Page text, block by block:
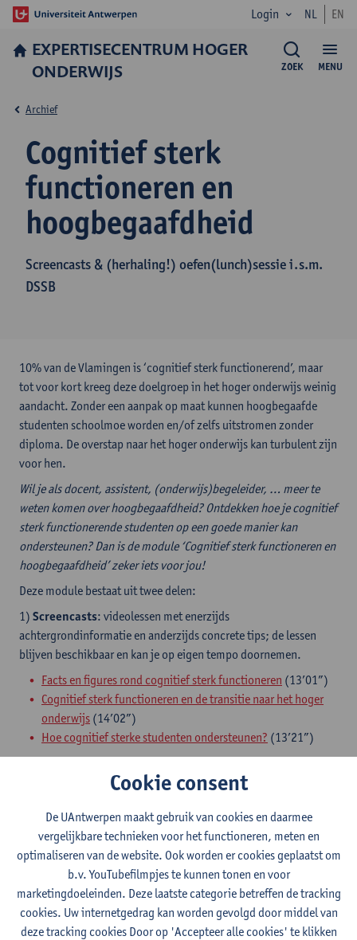
Login NL EN
EXPERTISE­CENTRUM HOGER
ONDERWIJS
MENU
ZOEK
Cognitief sterk
functioneren en
hoogbegaafdheid
Screencasts & (herhaling!) oefen(lunch)sessie i.s.m.
DSSB
Archief
10% van de Vlamingen is ‘cognitief sterk functionerend’, maar
tot voor kort kreeg deze doelgroep in het hoger onderwijs weinig
aandacht. Zonder een aanpak op maat kunnen hoogbegaafde
studenten schoolmoe worden en/of zelfs uitstromen zonder
diploma. De overstap naar het hoger onderwijs kan turbulent zijn
voor hen.
Wil je als docent, assistent, (onderwijs)begeleider, … meer te
weten komen over hoogbegaafdheid? Ontdekken hoe je cognitief
sterk functionerende studenten op een goede manier kan
ondersteunen? Dan is de module ‘Cognitief sterk functioneren en
hoogbegaafdheid’ zeker iets voor jou!
Deze module bestaat uit twee delen:
1) Screencasts: videolessen met enerzijds
achtergrondinformatie en anderzijds concrete tips; de lessen
blijven beschikbaar en kan je op eigen tempo doornemen.
Facts en figures rond cognitief sterk functioneren (13’01”)
Cognitief sterk functioneren en de transitie naar het hoger
onderwijs (14’02”)
Hoe cognitief sterke studenten ondersteunen? (13’21”)
gaan met de thema’s uit de screencasts aan de hand van
Opgelet: Omwille van het succes van de oefensessie in januari
2025 bieden we deze nog eens opnieuw aan. Als je aanwezig was
op de sessie in januari, is het omwille van inhoudelijke overlap
wellicht minder aangewezen om nu opnieuw deel te nemen.
Begeleiders
Cookie consent
De UAntwerpen maakt gebruik van cookies en daarmee
vergelijkbare technieken voor het functioneren, meten en
optimaliseren van de website. Ook worden er cookies geplaatst om
b.v. YouTubefilmpjes te kunnen tonen en voor
marketingdoeleinden. Deze laatste categorie betreffen de tracking
cookies. Uw internetgedrag kan worden gevolgd door middel van
deze tracking cookies Door op 'Accepteer alle cookies' te klikken